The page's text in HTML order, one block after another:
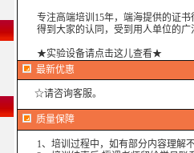
专注高端培训15年，端海提供的证书
得到大家的认同，受到用人单位的广
★实验设备请点击这儿查看★
最新优惠
☆请咨询客服。
质量保障
1、培训过程中，如有部分内容理解